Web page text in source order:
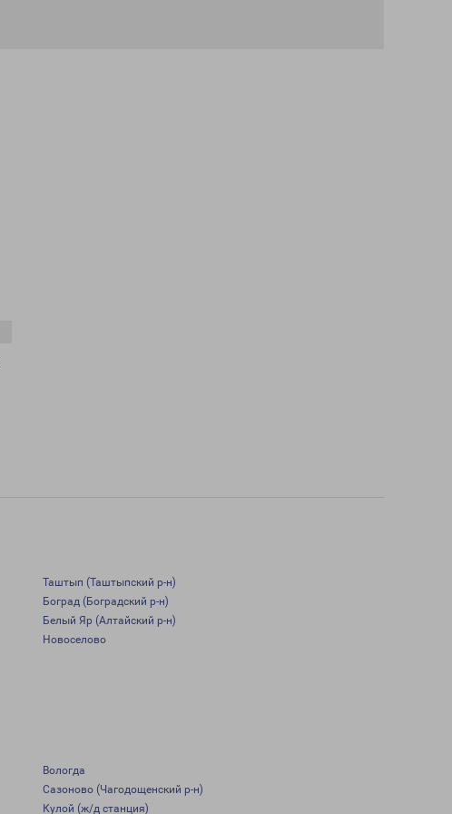
Таштып (Таштыпский р-н)
Боград (Боградский р-н)
Белый Яр (Алтайский р-н)
Новоселово
Вологда
Сазоново (Чагодощенский р-н)
Кулой (ж/д станция)